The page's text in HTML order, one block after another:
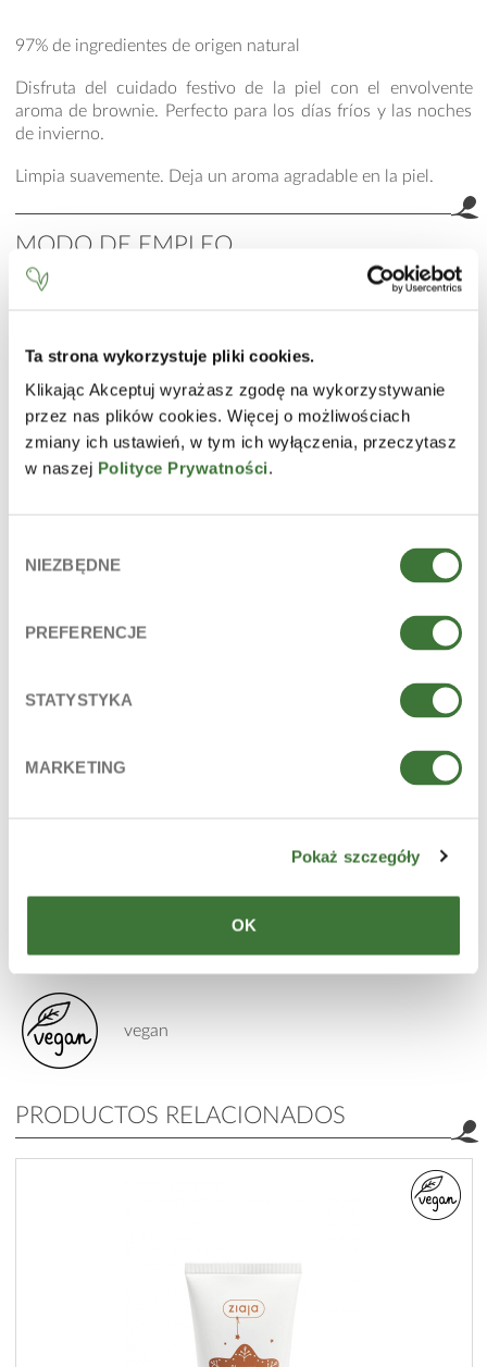
Ta strona wykorzystuje pliki cookies.
Klikając Akceptuj wyrażasz zgodę na wykorzystywanie
przez nas plików cookies. Więcej o możliwościach
zmiany ich ustawień, w tym ich wyłączenia, przeczytasz
w naszej Polityce Prywatności.
zgody
NIEZBĘDNE
PREFERENCJE
STATYSTYKA
MARKETING
Pokaż szczegóły
OK
97% de ingredientes de origen natural
Disfruta del cuidado festivo de la piel con el envolvente
aroma de brownie. Perfecto para los días fríos y las noches
de invierno.
Limpia suavemente. Deja un aroma agradable en la piel.
MODO DE EMPLEO
Dispensa la espuma en las manos, masajea suavemente para
INCI
Aqua (Water), Cocamidopropyl Betaine, Decyl Glucoside,
Disodium Laureth Sulfosuccinate, Panthenol, Disodium
EDTA, Sodium Benzoate, Parfum (Fragrance), Vanillin, Citric
Acid.
La lista de ingredientes está conforme al estado actual de
provitamina B5 (d-panthenol)
LÍNEA
piel: seca, normal, deshidratadas
vegan
PRODUCTOS RELACIONADOS